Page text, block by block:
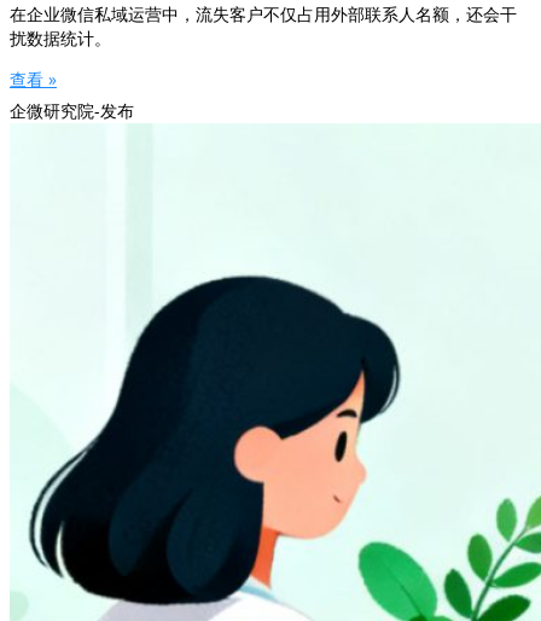
在企业微信私域运营中，流失客户不仅占用外部联系人名额，还会干
扰数据统计。
查看 »
企微研究院-发布